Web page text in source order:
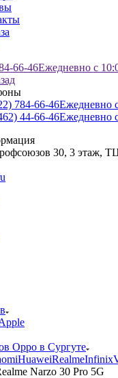
66-46Ежедневно с
784-66-46Ежедневно
44-66-46Ежедневно
30, 3 этаж,
Oppo в Сургуте
HuaweiRealmeInfinix
Narzo 30 Pro 5G